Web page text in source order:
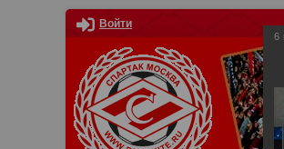
Войти
6